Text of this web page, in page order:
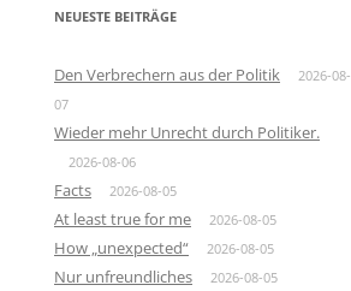
NEUESTE BEITRÄGE
Den Verbrechern aus der Politik
2026-08-
07
Wieder mehr Unrecht durch Politiker.
2026-08-06
Facts 2026-08-05
At least true for me 2026-08-05
How „unexpected“ 2026-08-05
Nur unfreundliches 2026-08-05